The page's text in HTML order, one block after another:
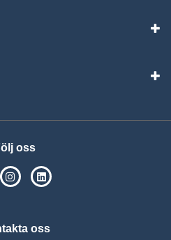
oss
på Facebook
SPSM på Instagram
oss